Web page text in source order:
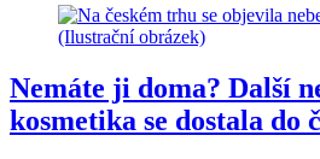
Nemáte ji doma? Další
kosmetika se dostala do